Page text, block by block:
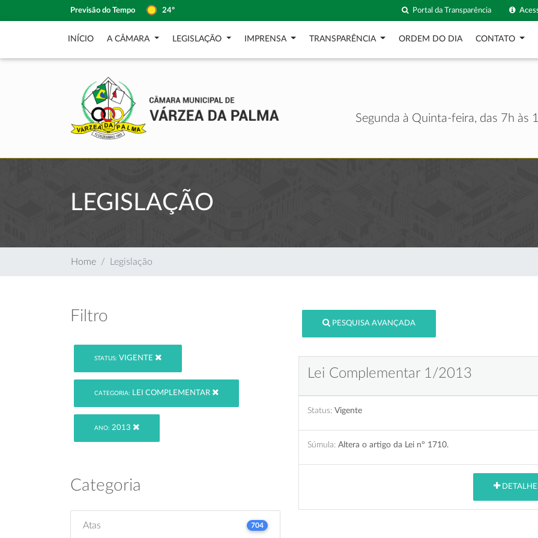
Previsão do Tempo 24º Portal da Transparência
INÍCIO A CÂMARA LEGISLAÇÃO IMPRENSA TRANSPARÊNCIA ORDEM DO DIA CONTATO
Segunda à Quinta-feira, das 7h às
LEGISLAÇÃO
Home Legislação
Filtro
STATUS: VIGENTE
CATEGORIA: LEI COMPLEMENTAR
ANO: 2013
Categoria
Atas 704
PESQUISA AVANÇADA
Lei Complementar 1/2013
Status: Vigente
Súmula: Altera o artigo da Lei n° 1710.